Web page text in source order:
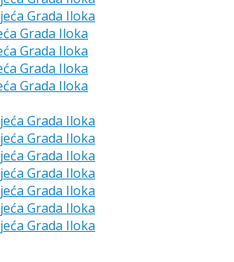
Grada Iloka
Grada Iloka
Grada Iloka
Grada Iloka
Grada Iloka
Grada Iloka
Grada Iloka
Grada Iloka
Grada Iloka
Grada Iloka
Grada Iloka
Grada Iloka